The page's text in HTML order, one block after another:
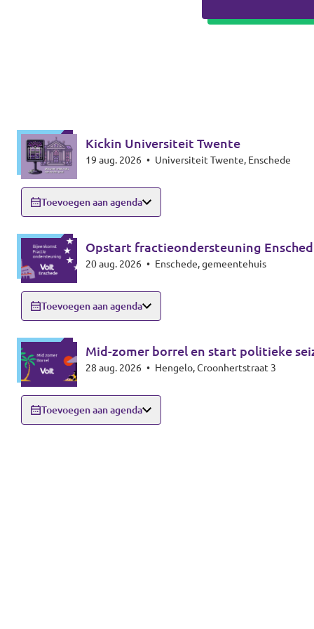
Kickin Universiteit Twente
19 aug. 2026 • Universiteit Twente, Enschede
Toevoegen aan agenda
Opstart fractieondersteuning
20 aug. 2026 • Enschede, gemeentehuis
Toevoegen aan agenda
Mid-zomer borrel en start politieke
28 aug. 2026 • Hengelo, Croonhertstraat 3
Toevoegen aan agenda